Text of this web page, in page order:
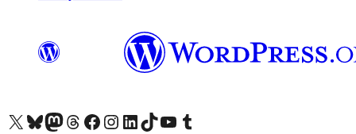
Visit our X (formerly Twitter) account
Посетите наш Bluesky налог
Visit our Mastodon account
Посетите наш налог на Threads-у Visit our Facebook pageПосетите наш Инстаграм налог
Visit our LinkedIn account
Посетите наш TikTok налог
Visit our YouTube channel
Посетите наш Tumblr налог